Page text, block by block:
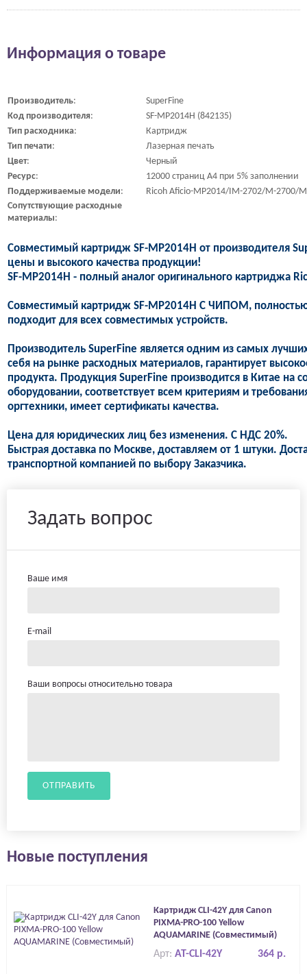
Информация о товаре
Производитель:
SuperFine
Код производителя:
SF-MP2014H (842135)
Тип расходника:
Картридж
Тип печати:
Лазерная печать
Цвет:
Черный
Ресурс:
12000 страниц A4 при 5% заполнении
Поддерживаемые модели:
Ricoh Aficio-MP2014/IM-2702/M-2700/
Сопутствующие расходные
материалы:
Совместимый картридж SF-MP2014H от производителя
цены и высокого качества продукции!
SF-MP2014H - полный аналог оригинального картриджа
Совместимый картридж SF-MP2014H С ЧИПОМ, полностью
подходит для всех совместимых устройств.
Производитель SuperFine является одним из самых
себя на рынке расходных материалов, гарантирует
продукта. Продукция SuperFine производится в Китае на
оборудовании, соответствует всем критериям и
оргтехники, имеет сертификаты качества.
Цена для юридических лиц без изменения. С НДС 20%.
Быстрая доставка по Москве, доставляем от 1 штуки.
транспортной компанией по выбору Заказчика.
Задать вопрос
Ваше имя
E-mail
Ваши вопросы относительно товара
ОТПРАВИТЬ
Новые поступления
Картридж CLI-42Y для Canon
PIXMA-PRO-100 Yellow
AQUAMARINE (Совместимый)
364 р.
Арт:AT-CLI-42Y